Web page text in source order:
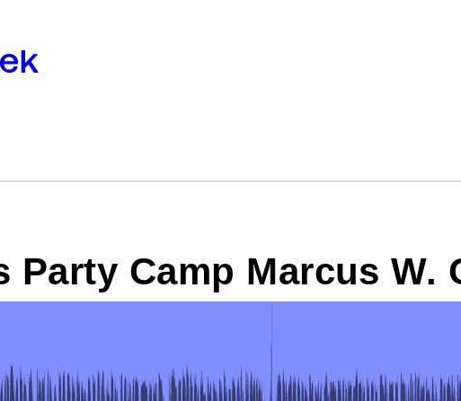
Party Camp Marcus W.